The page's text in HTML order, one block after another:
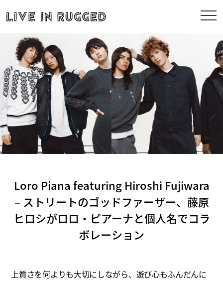
Loro Piana featuring Hiroshi Fujiwara
– ストリートのゴッドファーザー、藤原
ヒロシがロロ・ピアーナと個人名でコラ
ボレーション
上質さを何よりも大切にしながら、遊び心もふんだんに